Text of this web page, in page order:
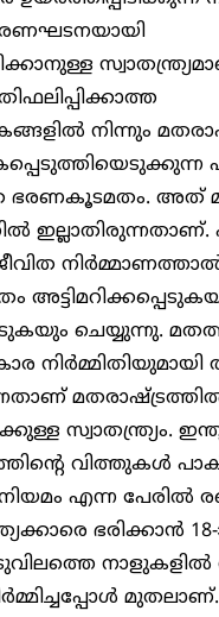
നിന്നും
ഭരണകൂടമതം. അത്
ചെയ്യുന്നു.
സ്വാതന്ത്ര്യം.
വിത്തുകൾ
നിയമം എന്ന പേരിൽ
ഭരിക്കാൻ 18-